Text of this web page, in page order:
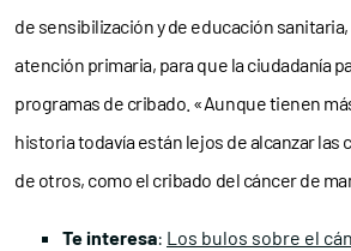
de sensibilización y de educación
atención primaria, para que la ciudadanía
programas de cribado. «Aunque tienen
historia todavía están lejos de alcanzar las
de otros, como el cribado del cáncer de
Te interesa: Los bulos sobre el